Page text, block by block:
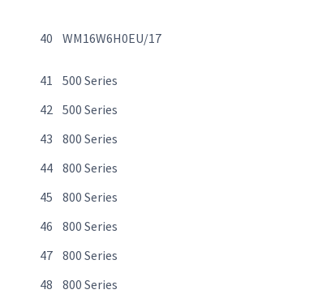
40 WM16W6H0EU/17
41 500 Series
42 500 Series
43
800 Series
44 800 Series
45
800 Series
46
800 Series
47 800 Series
48
800 Series